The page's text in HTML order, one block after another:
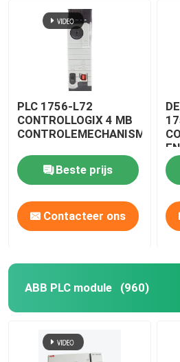
PLC 1756-L72
CONTROLLOGIX 4 MB
Beste prijs
Contacteer ons
ABB PLC module (960)